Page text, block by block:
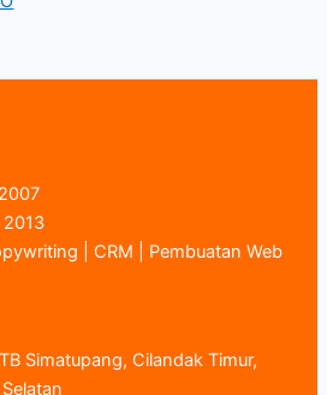
| CRM | Pembuatan Web
Simatupang, Cilandak Timur,